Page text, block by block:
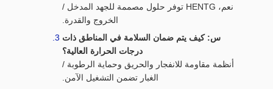
نعم، HENTG توفر حلول مصممة للجهد المدخل /
الخروج والقدرة.
س: كيف يتم ضمان السلامة في المناطق ذات
درجات الحرارة العالية؟
أنظمة مقاومة للانفجار والحريق وحماية الرطوبة /
الغبار تضمن التشغيل الآمن.